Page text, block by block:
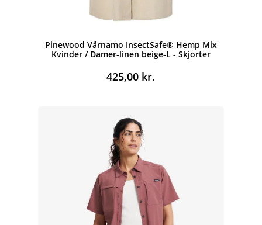
Pinewood Värnamo InsectSafe® Hemp Mix
Kvinder / Damer-linen beige-L - Skjorter
425,00 kr.